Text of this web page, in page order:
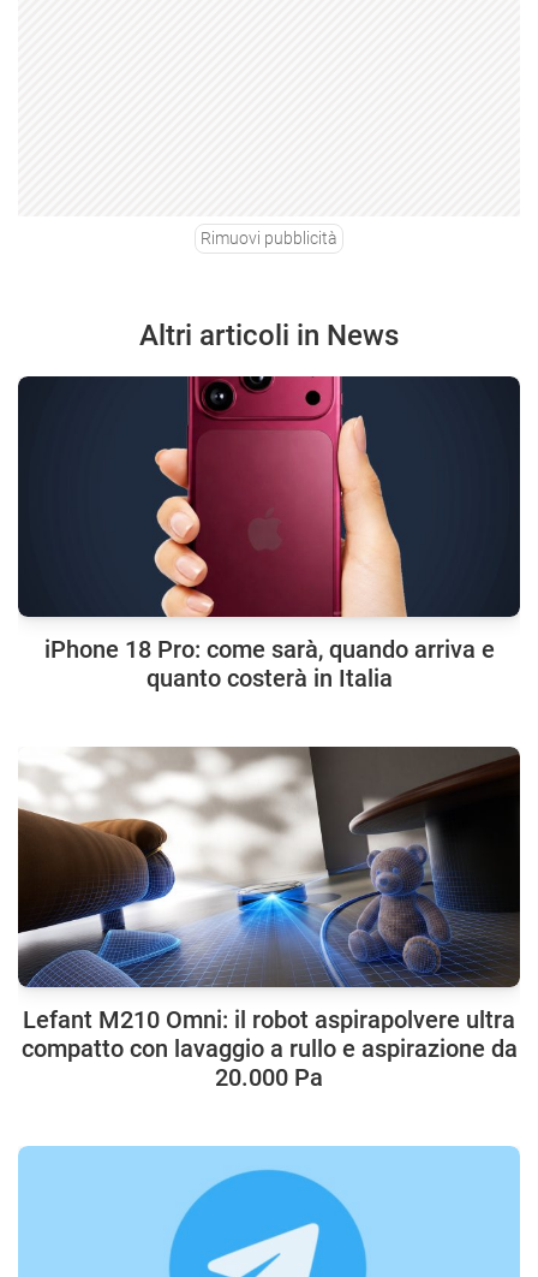
Rimuovi pubblicità
Altri articoli in News
iPhone 18 Pro: come sarà, quando arriva e
quanto costerà in Italia
Lefant M210 Omni: il robot aspirapolvere ultra
compatto con lavaggio a rullo e aspirazione da
20.000 Pa